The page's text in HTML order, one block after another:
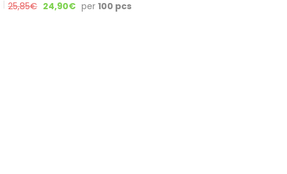
25,85€ 24,90€ per 100 pcs